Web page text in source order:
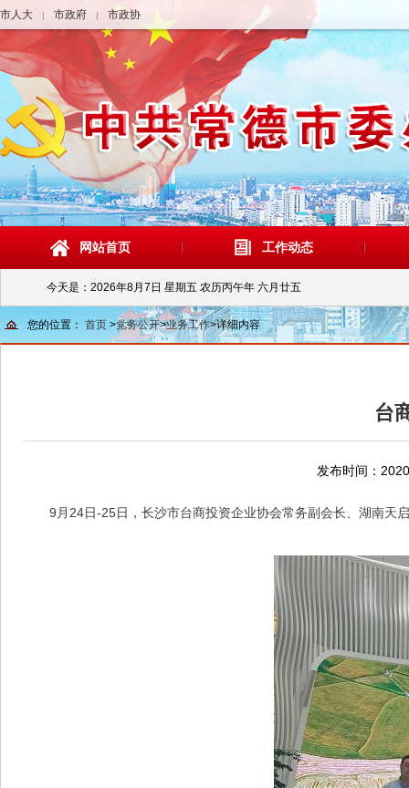
市人大 | 市政府 | 市政协
网站首页 工作动态
今天是： 2026年8月7日 星期五 农历丙午年 六月廿五
您的位置： 首页 >党务公开>业务工作>详细内容
台
发布时间：
9月24日-25日，长沙市台商投资企业协会常务副会长、 湖南天